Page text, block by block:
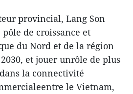
provincial, Lang Son
de croissance et
du Nord et de la région
et jouer unrôle de plus
la connectivité
le Vietnam,